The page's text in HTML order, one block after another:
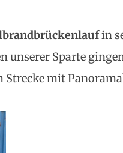
in
unserer Sparte
mit